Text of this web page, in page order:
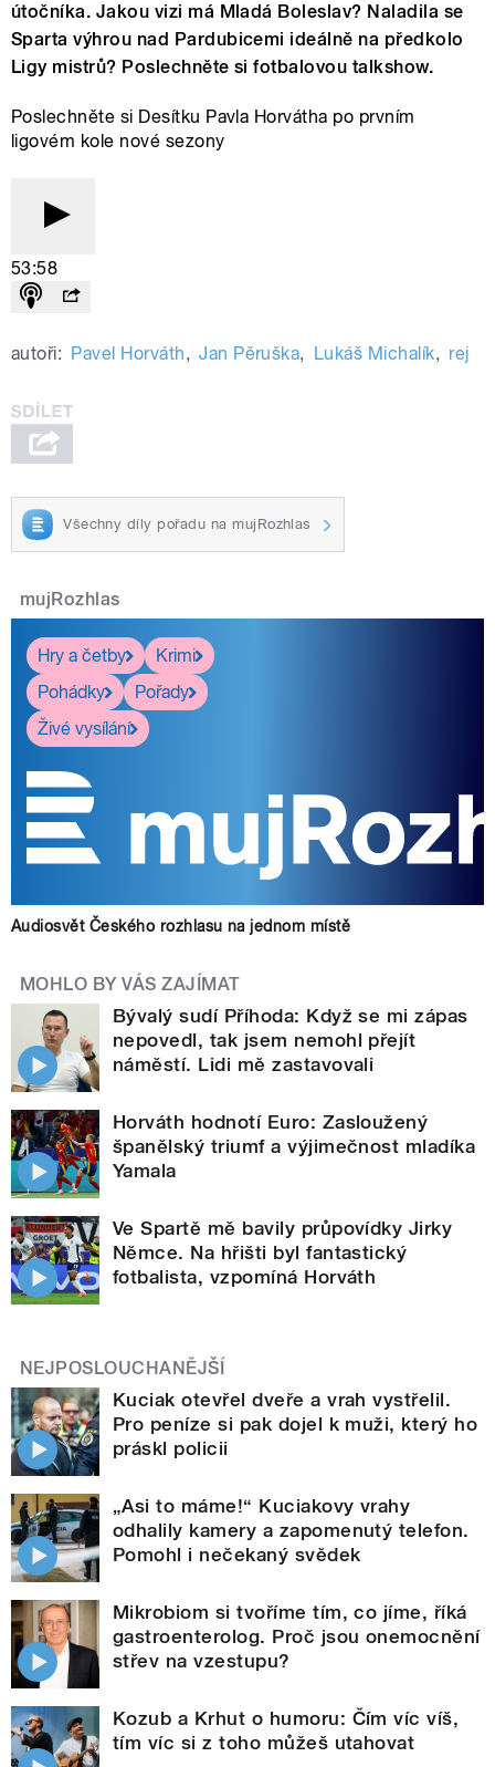
útočníka. Jakou vizi má Mladá Boleslav? Naladila se
Sparta výhrou nad Pardubicemi ideálně na předkolo
Ligy mistrů? Poslechněte si fotbalovou talkshow.
Poslechněte si Desítku Pavla Horvátha po prvním
ligovém kole nové sezony
53:58
autoři: Pavel Horváth, Jan Pěruška, Lukáš Michalík, rej
Všechny díly pořadu na mujRozhlas
mujRozhlas
Hry a četby
Krimi
Pohádky
Pořady
Živé vysílání
Audiosvět Českého rozhlasu na jednom místě
MOHLO BY VÁS ZAJÍMAT
Bývalý sudí Příhoda: Když se mi zápas
nepovedl, tak jsem nemohl přejít
náměstí. Lidi mě zastavovali
Horváth hodnotí Euro: Zasloužený
španělský triumf a výjimečnost mladíka
Yamala
Ve Spartě mě bavily průpovídky Jirky
Němce. Na hřišti byl fantastický
fotbalista, vzpomíná Horváth
NEJPOSLOUCHANĚJŠÍ
Kuciak otevřel dveře a vrah vystřelil.
Pro peníze si pak dojel k muži, který ho
práskl policii
„Asi to máme!“ Kuciakovy vrahy
odhalily kamery a zapomenutý telefon.
Pomohl i nečekaný svědek
Mikrobiom si tvoříme tím, co jíme, říká
gastroenterolog. Proč jsou onemocnění
střev na vzestupu?
Kozub a Krhut o humoru: Čím víc víš,
tím víc si z toho můžeš utahovat